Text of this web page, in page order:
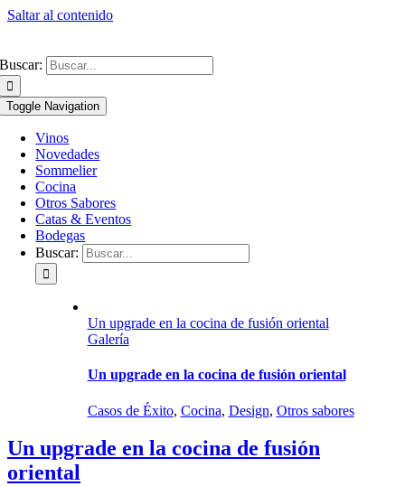
Saltar al contenido
Buscar:
Toggle Navigation
Vinos
Novedades
Sommelier
Cocina
Otros Sabores
Catas & Eventos
Bodegas
Buscar:
Un upgrade en la cocina de fusión oriental
Galería
Un upgrade en la cocina de fusión oriental
Casos de Éxito, Cocina, Design, Otros sabores
Un upgrade en la cocina de fusión
oriental